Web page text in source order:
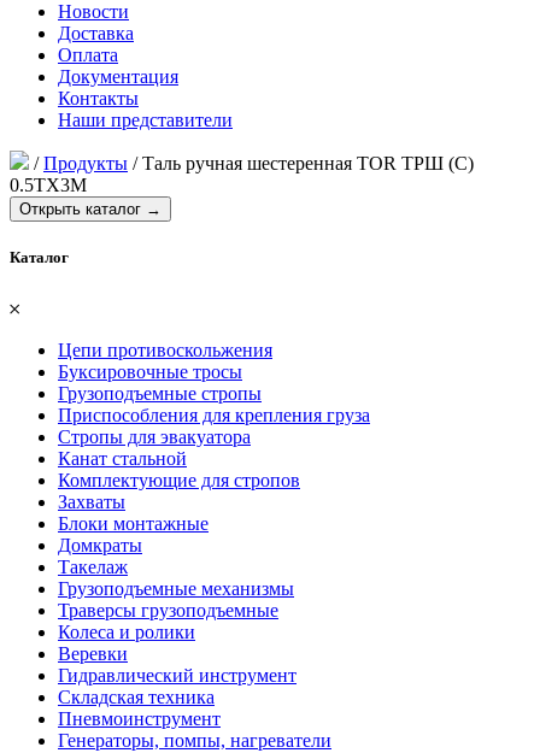
Новости
Доставка
Оплата
Документация
Контакты
Наши представители
/Продукты /Таль ручная шестеренная TOR ТРШ (C)
0.5ТХ3М
Открыть каталог →
Каталог
𐄂
Цепи противоскольжения
Буксировочные тросы
Грузоподъемные стропы
Приспособления для крепления груза
Стропы для эвакуатора
Канат стальной
Комплектующие для стропов
Захваты
Блоки монтажные
Домкраты
Такелаж
Грузоподъемные механизмы
Траверсы грузоподъемные
Колеса и ролики
Веревки
Гидравлический инструмент
Складская техника
Пневмоинструмент
Генераторы, помпы, нагреватели